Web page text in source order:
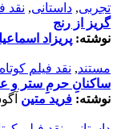
تجربی, داستانی, نقد
گریز از رنج
نوشته: پریزاد
مستند, نقد فیلم کوتاه
ساکنانِ حرمِ ستر و
نوشته: فرید متین